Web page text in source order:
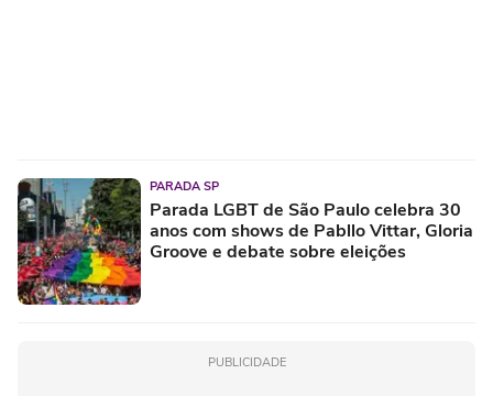
PARADA SP
Parada LGBT de São Paulo celebra 30
anos com shows de Pabllo Vittar, Gloria
Groove e debate sobre eleições
PUBLICIDADE